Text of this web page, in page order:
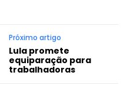
Próximo artigo
Lula promete
equiparação para
trabalhadoras